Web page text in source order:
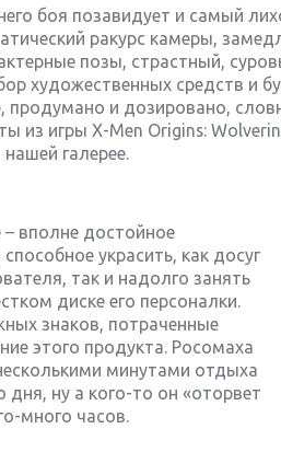
боя позавидует и самый
ракурс камеры,
позы, страстный,
художественных средств и
продумано и дозировано,
из игры X-Men Origins:
нашей галерее.
– вполне достойное
украсить, как досуг
так и надолго занять
диске его персоналки.
знаков, потраченные
этого продукта. Росомаха
минутами отдыха
дня, ну а кого-то он «оторвет
много часов.